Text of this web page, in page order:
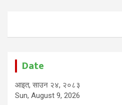
Date
आइत, साउन २४, २०८३
Sun, August 9, 2026